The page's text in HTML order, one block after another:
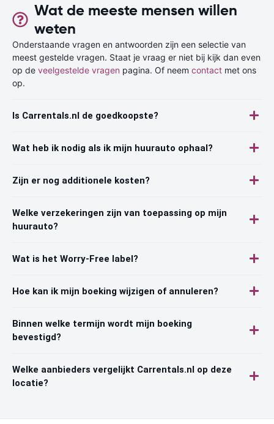
Wat de meeste mensen willen
weten
Onderstaande vragen en antwoorden zijn een selectie van
meest gestelde vragen. Staat je vraag er niet bij kijk dan even
op de veelgestelde vragen pagina. Of neem contact met ons
op.
Is Carrentals.nl de goedkoopste?
Wat heb ik nodig als ik mijn huurauto ophaal?
Zijn er nog additionele kosten?
Welke verzekeringen zijn van toepassing op mijn
huurauto?
Wat is het Worry-Free label?
Hoe kan ik mijn boeking wijzigen of annuleren?
Binnen welke termijn wordt mijn boeking
bevestigd?
Welke aanbieders vergelijkt Carrentals.nl op deze
locatie?